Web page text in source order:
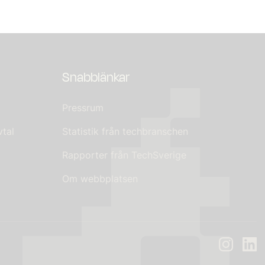
Snabblänkar
Pressrum
Statistik från techbranschen
Rapporter från TechSverige
Om webbplatsen